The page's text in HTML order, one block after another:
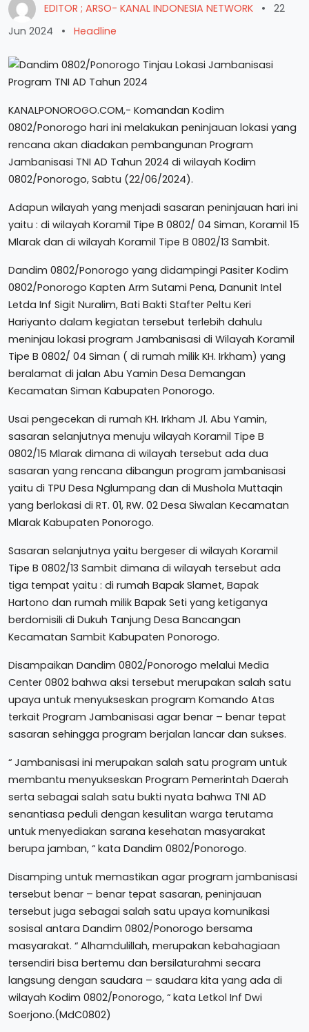
EDITOR ; ARSO- KANAL INDONESIA NETWORK •
22
Jun 2024
• Headline
KANALPONOROGO.COM,- Komandan Kodim
0802/Ponorogo hari ini melakukan peninjauan lokasi yang
rencana akan diadakan pembangunan Program
Jambanisasi TNI AD Tahun 2024 di wilayah Kodim
0802/Ponorogo, Sabtu (22/06/2024).
Adapun wilayah yang menjadi sasaran peninjauan hari ini
yaitu : di wilayah Koramil Tipe B 0802/ 04 Siman, Koramil 15
Mlarak dan di wilayah Koramil Tipe B 0802/13 Sambit.
Dandim 0802/Ponorogo yang didampingi Pasiter Kodim
0802/Ponorogo Kapten Arm Sutami Pena, Danunit Intel
Letda Inf Sigit Nuralim, Bati Bakti Stafter Peltu Keri
Hariyanto dalam kegiatan tersebut terlebih dahulu
meninjau lokasi program Jambanisasi di Wilayah Koramil
Tipe B 0802/ 04 Siman ( di rumah milik KH. Irkham) yang
beralamat di jalan Abu Yamin Desa Demangan
Kecamatan Siman Kabupaten Ponorogo.
Usai pengecekan di rumah KH. Irkham Jl. Abu Yamin,
sasaran selanjutnya menuju wilayah Koramil Tipe B
0802/15 Mlarak dimana di wilayah tersebut ada dua
sasaran yang rencana dibangun program jambanisasi
yaitu di TPU Desa Nglumpang dan di Mushola Muttaqin
yang berlokasi di RT. 01, RW. 02 Desa Siwalan Kecamatan
Mlarak Kabupaten Ponorogo.
Sasaran selanjutnya yaitu bergeser di wilayah Koramil
Tipe B 0802/13 Sambit dimana di wilayah tersebut ada
tiga tempat yaitu : di rumah Bapak Slamet, Bapak
Hartono dan rumah milik Bapak Seti yang ketiganya
berdomisili di Dukuh Tanjung Desa Bancangan
Kecamatan Sambit Kabupaten Ponorogo.
Disampaikan Dandim 0802/Ponorogo melalui Media
Center 0802 bahwa aksi tersebut merupakan salah satu
upaya untuk menyukseskan program Komando Atas
terkait Program Jambanisasi agar benar – benar tepat
sasaran sehingga program berjalan lancar dan sukses.
“ Jambanisasi ini merupakan salah satu program untuk
membantu menyukseskan Program Pemerintah Daerah
serta sebagai salah satu bukti nyata bahwa TNI AD
senantiasa peduli dengan kesulitan warga terutama
untuk menyediakan sarana kesehatan masyarakat
berupa jamban, “ kata Dandim 0802/Ponorogo.
Disamping untuk memastikan agar program jambanisasi
tersebut benar – benar tepat sasaran, peninjauan
tersebut juga sebagai salah satu upaya komunikasi
sosisal antara Dandim 0802/Ponorogo bersama
masyarakat. “ Alhamdulillah, merupakan kebahagiaan
tersendiri bisa bertemu dan bersilaturahmi secara
langsung dengan saudara – saudara kita yang ada di
wilayah Kodim 0802/Ponorogo, “ kata Letkol Inf Dwi
Soerjono.(MdC0802)